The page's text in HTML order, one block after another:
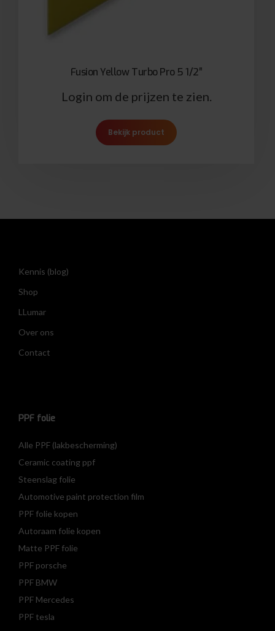
Fusion Yellow Turbo Pro 5 1/2″
Login om de prijzen te zien.
Bekijk product
Kennis (blog)
Shop
LLumar
Over ons
Contact
PPF folie
Alle PPF (lakbescherming)
Ceramic coating ppf
Steenslag folie
Automotive paint protection film
PPF folie kopen
Autoraam folie kopen
Matte PPF folie
PPF porsche
PPF BMW
PPF Mercedes
PPF tesla